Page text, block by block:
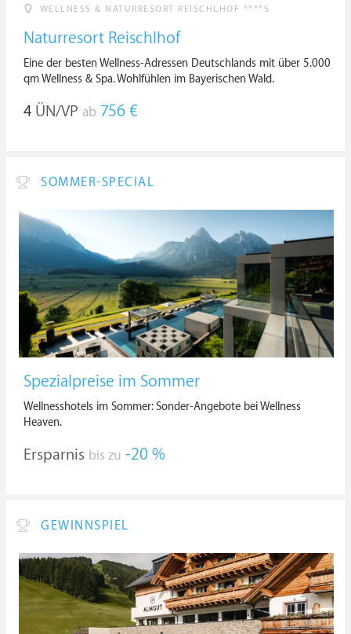
WELLNESS & NATURRESORT REISCHLHOF ****S
Naturresort Reischlhof
Eine der besten Wellness-Adressen Deutschlands mit über 5.000
qm Wellness & Spa. Wohlfühlen im Bayerischen Wald.
4 ÜN/VP ab 756 €
SOMMER-SPECIAL
Spezialpreise im Sommer
Wellnesshotels im Sommer: Sonder-Angebote bei Wellness
Heaven.
Ersparnis bis zu -20 %
GEWINNSPIEL